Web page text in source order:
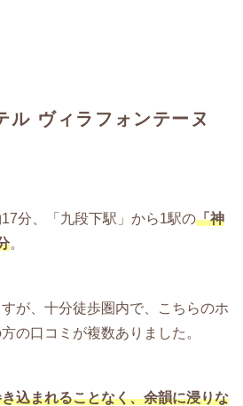
ル ヴィラフォンテーヌ
分、「九段下駅」から1駅の「神
。
が、十分徒歩圏内で、こちらのホ
の口コミが複数ありました。
込まれることなく、余韻に浸りな